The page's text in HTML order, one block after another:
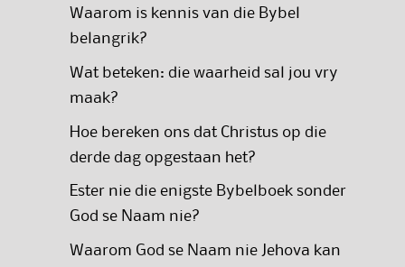
Waarom is kennis van die Bybel
belangrik?
Wat beteken: die waarheid sal jou vry
maak?
Hoe bereken ons dat Christus op die
derde dag opgestaan het?
Ester nie die enigste Bybelboek sonder
God se Naam nie?
Waarom God se Naam nie Jehova kan